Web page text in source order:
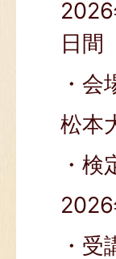
日間
・会
松本
・
・